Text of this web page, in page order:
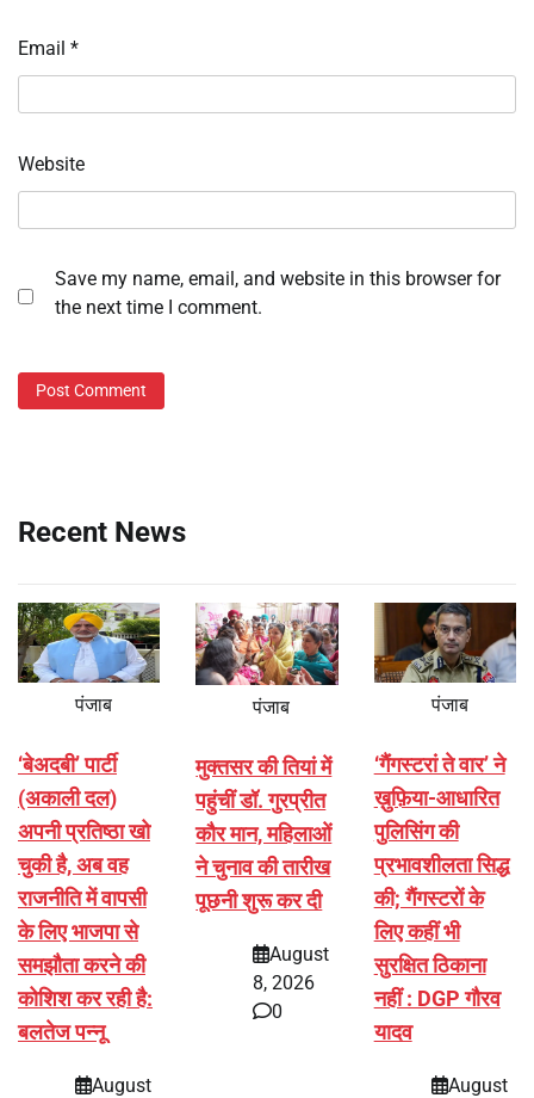
Email *
Website
Save my name, email, and website in this browser for
the next time I comment.
Recent News
पंजाब
‘बेअदबी’ पार्टी
(अकाली दल)
अपनी प्रतिष्ठा खो
चुकी है, अब वह
राजनीति में वापसी
के लिए भाजपा से
समझौता करने की
कोशिश कर रही है:
बलतेज पन्नू
August
पंजाब
मुक्तसर की तियां में
पहुंचीं डॉ. गुरप्रीत
कौर मान, महिलाओं
ने चुनाव की तारीख
पूछनी शुरू कर दी
August
8, 2026
0
पंजाब
‘गैंगस्टरां ते वार’ ने
ख़ुफ़िया-आधारित
पुलिसिंग की
प्रभावशीलता सिद्ध
की; गैंगस्टरों के
लिए कहीं भी
सुरक्षित ठिकाना
नहीं : DGP गौरव
यादव
August